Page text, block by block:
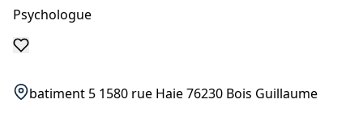
Psychologue
batiment 5 1580 rue Haie 76230 Bois Guillaume